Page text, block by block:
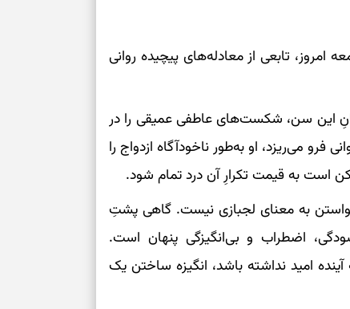
امروز، تابعی از معادله‌های پیچیده روانی
این سن، شکست‌های عاطفی عمیقی را در
فرو می‌ریزد، او به‌طور ناخودآگاه ازدواج را
است به قیمت تکرارِ آن درد تمام شود.
به معنای لجبازی نیست. گاهی پشتِ
اضطراب و بی‌انگیزگی پنهان است.
امید نداشته باشد، انگیزه ساختن یک